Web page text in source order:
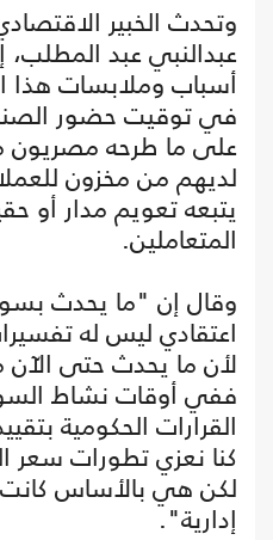
وتحدث الخبير
أسباب وملابسات هذا
في توقيت حضور
على ما طرحه مصريون
لديهم من مخزون
يتبعه تعويم مدار أو
المتعاملين.
وقال إن "ما يحدث
اعتقادي ليس له
لأن ما يحدث حتى الآن
ففي أوقات نشاط
القرارات الحكومية
كنا نعزي تطورات سعر
لكن هي بالأساس كانت
إدارية".